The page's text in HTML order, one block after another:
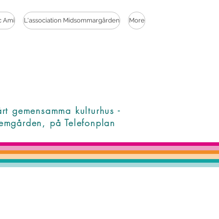
Ami L'association Midsommargården More
gemensamma kulturhus -
på Telefonplan